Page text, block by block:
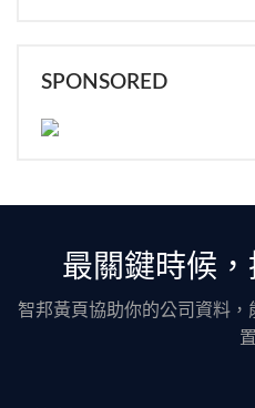
SPONSORED
最關鍵時候
智邦黃頁協助你的公司資料
置